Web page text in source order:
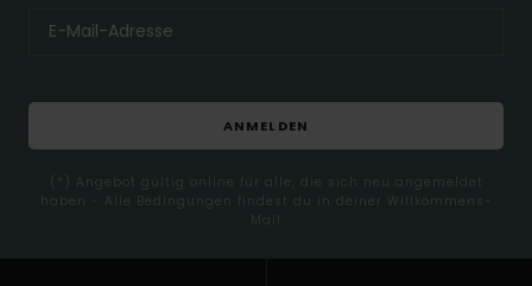
ANMELDEN
(*) Angebot gültig online für alle, die sich neu angemeldet
haben - Alle Bedingungen findest du in deiner Willkommens-
Mail